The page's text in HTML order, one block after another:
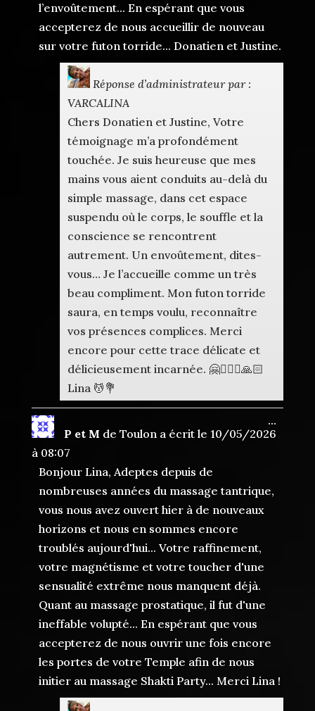
l’envoûtement... En espérant que vous
accepterez de nous accueillir de nouveau
sur votre futon torride... Donatien et Justine.
Réponse d’administrateur par :
VARCALINA
Chers Donatien et Justine, Votre
témoignage m’a profondément
touchée. Je suis heureuse que mes
mains vous aient conduits au-delà du
simple massage, dans cet espace
suspendu où le corps, le souffle et la
conscience se rencontrent
autrement. Un envoûtement, dites-
vous… Je l’accueille comme un très
beau compliment. Mon futon torride
saura, en temps voulu, reconnaître
vos présences complices. Merci
encore pour cette trace délicate et
délicieusement incarnée. 🤗🧘🏻‍♀️🙏🏻
Lina 💆💐
P et M de Toulon a écrit le 10/05/2026
à 08:07
Bonjour Lina, Adeptes depuis de
nombreuses années du massage tantrique,
vous nous avez ouvert hier à de nouveaux
horizons et nous en sommes encore
troublés aujourd'hui... Votre raffinement,
votre magnétisme et votre toucher d'une
sensualité extrême nous manquent déjà.
Quant au massage prostatique, il fut d'une
ineffable volupté... En espérant que vous
accepterez de nous ouvrir une fois encore
les portes de votre Temple afin de nous
initier au massage Shakti Party... Merci Lina !
...